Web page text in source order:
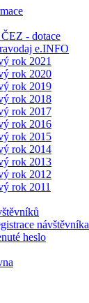
- dotace
e.INFO
rok 2021
rok 2020
rok 2019
rok 2018
rok 2017
rok 2016
rok 2015
rok 2014
rok 2013
rok 2012
rok 2011
návštěvníka
heslo